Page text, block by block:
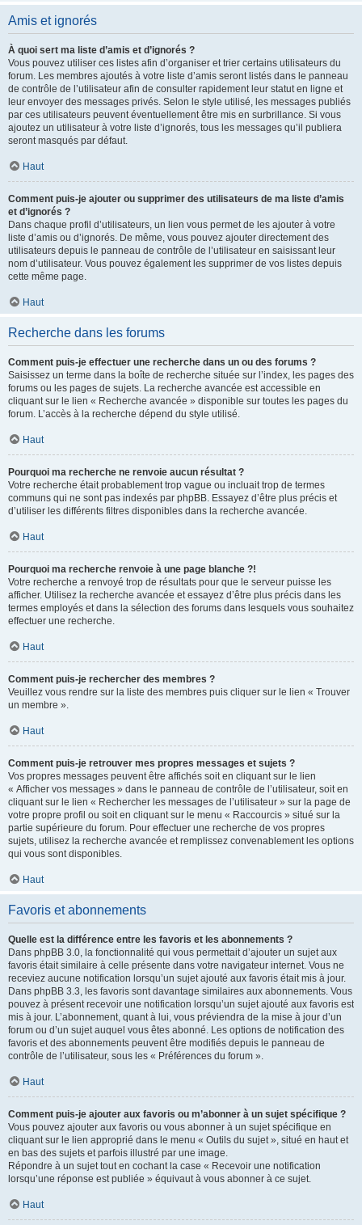
Amis et ignorés
À quoi sert ma liste d’amis et d’ignorés ?
Vous pouvez utiliser ces listes afin d’organiser et trier certains utilisateurs du
forum. Les membres ajoutés à votre liste d’amis seront listés dans le panneau
de contrôle de l’utilisateur afin de consulter rapidement leur statut en ligne et
leur envoyer des messages privés. Selon le style utilisé, les messages publiés
par ces utilisateurs peuvent éventuellement être mis en surbrillance. Si vous
ajoutez un utilisateur à votre liste d’ignorés, tous les messages qu’il publiera
seront masqués par défaut.
Haut
Comment puis-je ajouter ou supprimer des utilisateurs de ma liste d’amis
et d’ignorés ?
Dans chaque profil d’utilisateurs, un lien vous permet de les ajouter à votre
liste d’amis ou d’ignorés. De même, vous pouvez ajouter directement des
utilisateurs depuis le panneau de contrôle de l’utilisateur en saisissant leur
nom d’utilisateur. Vous pouvez également les supprimer de vos listes depuis
cette même page.
Haut
Recherche dans les forums
Comment puis-je effectuer une recherche dans un ou des forums ?
Saisissez un terme dans la boîte de recherche située sur l’index, les pages des
forums ou les pages de sujets. La recherche avancée est accessible en
cliquant sur le lien « Recherche avancée » disponible sur toutes les pages du
forum. L’accès à la recherche dépend du style utilisé.
Haut
Pourquoi ma recherche ne renvoie aucun résultat ?
Votre recherche était probablement trop vague ou incluait trop de termes
communs qui ne sont pas indexés par phpBB. Essayez d’être plus précis et
d’utiliser les différents filtres disponibles dans la recherche avancée.
Haut
Pourquoi ma recherche renvoie à une page blanche ?!
Votre recherche a renvoyé trop de résultats pour que le serveur puisse les
afficher. Utilisez la recherche avancée et essayez d’être plus précis dans les
termes employés et dans la sélection des forums dans lesquels vous souhaitez
effectuer une recherche.
Haut
Comment puis-je rechercher des membres ?
Veuillez vous rendre sur la liste des membres puis cliquer sur le lien « Trouver
un membre ».
Haut
Comment puis-je retrouver mes propres messages et sujets ?
Vos propres messages peuvent être affichés soit en cliquant sur le lien
« Afficher vos messages » dans le panneau de contrôle de l’utilisateur, soit en
cliquant sur le lien « Rechercher les messages de l’utilisateur » sur la page de
votre propre profil ou soit en cliquant sur le menu « Raccourcis » situé sur la
partie supérieure du forum. Pour effectuer une recherche de vos propres
sujets, utilisez la recherche avancée et remplissez convenablement les options
qui vous sont disponibles.
Haut
Favoris et abonnements
Quelle est la différence entre les favoris et les abonnements ?
Dans phpBB 3.0, la fonctionnalité qui vous permettait d’ajouter un sujet aux
favoris était similaire à celle présente dans votre navigateur internet. Vous ne
receviez aucune notification lorsqu’un sujet ajouté aux favoris était mis à jour.
Dans phpBB 3.3, les favoris sont davantage similaires aux abonnements. Vous
pouvez à présent recevoir une notification lorsqu’un sujet ajouté aux favoris est
mis à jour. L’abonnement, quant à lui, vous préviendra de la mise à jour d’un
forum ou d’un sujet auquel vous êtes abonné. Les options de notification des
favoris et des abonnements peuvent être modifiés depuis le panneau de
contrôle de l’utilisateur, sous les « Préférences du forum ».
Haut
Comment puis-je ajouter aux favoris ou m’abonner à un sujet spécifique ?
Vous pouvez ajouter aux favoris ou vous abonner à un sujet spécifique en
cliquant sur le lien approprié dans le menu « Outils du sujet », situé en haut et
en bas des sujets et parfois illustré par une image.
Répondre à un sujet tout en cochant la case « Recevoir une notification
lorsqu’une réponse est publiée » équivaut à vous abonner à ce sujet.
Haut